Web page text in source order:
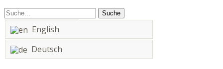
English
Deutsch